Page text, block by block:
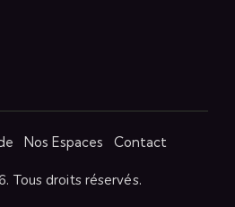
Nos Espaces Contact
Tous droits réservés.